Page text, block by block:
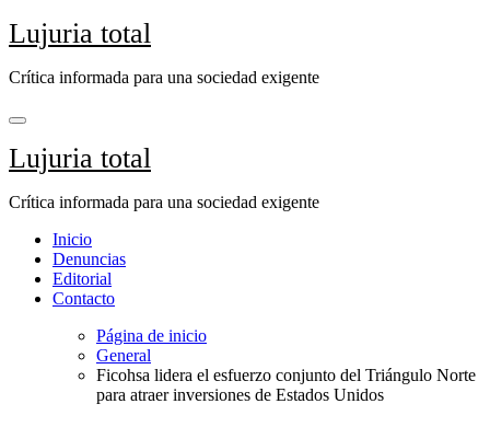
Saltar
al
Lujuria total
Crítica informada para una sociedad exigente
Lujuria total
Crítica informada para una sociedad exigente
Inicio
Denuncias
Editorial
Contacto
Página de inicio
General
Ficohsa lidera el esfuerzo conjunto del Triángulo Norte
para atraer inversiones de Estados Unidos